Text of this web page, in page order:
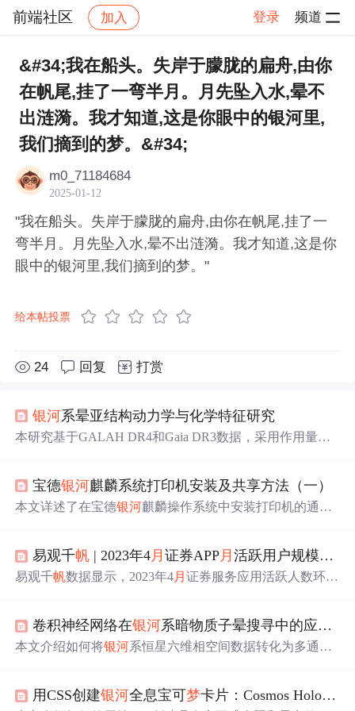
前端社区 加入 登录 频道
社区 前端社区 感慨 帖子详情
&#34;我在船头。失岸于朦胧的扁舟,由你
在帆尾,挂了一弯半月。月先坠入水,晕不
出涟漪。我才知道,这是你眼中的银河里,
我们摘到的梦。&#34;
m0_71184684
2025-01-12
"我在船头。失岸于朦胧的扁舟,由你在帆尾,挂了一
弯半月。月先坠入水,晕不出涟漪。我才知道,这是你
眼中的银河里,我们摘到的梦。"
给本帖投票
24 回复 打赏
银河系晕亚结构动力学与化学特征研究
本研究基于GALAH DR4和Gaia DR3数据，采用作用量空
过化学-动力学联合分析揭示各结构的金属丰度分布、α/Fe
比值、r/s-过程元素特征及污染水平，证实其吸积起源并约
宝德银河麒麟系统打印机安装及共享方法（一）
本文详述了在宝德银河麒麟操作系统中安装打印机的通用
支持问题的方法。教程适用于银河麒麟V10(SP1)的ARM64
架构系统，同时也适配其他Linux发行版。
易观千帆 | 2023年4月证券APP月活跃用户规模盘点
易观千帆数据显示，2023年4月证券服务应用活跃人数环比
通达信环比增长。部分APP进行了版本迭代，如国泰君安
君弘、中信证券信e投等。
卷积神经网络在银河系暗物质子晕搜寻中的应用与实现
本文介绍如何将银河系恒星六维相空间数据转化为多通道
法基于盖亚卫星高精度天体测量数据，通过模拟生成带标
用CSS创建银河全息宝可梦卡片：Cosmos Holo技术完全指南